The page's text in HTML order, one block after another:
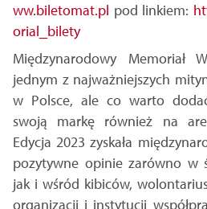
ww.biletomat.pl pod linkiem:
orial_bilety
Międzynarodowy Memoriał
jednym z najważniejszych
w Polsce, ale co warto
swoją markę również na
Edycja 2023 zyskała
pozytywne opinie zarówno w
jak i wśród kibiców,
organizacji i instytucji